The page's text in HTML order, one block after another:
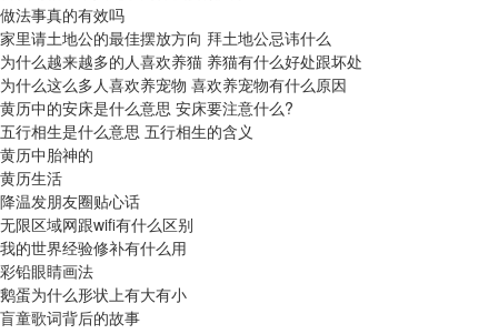
做法事真的有效吗
家里请土地公的最佳摆放方向 拜土地公忌讳什么
为什么越来越多的人喜欢养猫 养猫有什么好处跟坏处
为什么这么多人喜欢养宠物 喜欢养宠物有什么原因
黄历中的安床是什么意思 安床要注意什么?
五行相生是什么意思 五行相生的含义
黄历中胎神的
黄历生活
降温发朋友圈贴心话
无限区域网跟wifi有什么区别
我的世界经验修补有什么用
彩铅眼睛画法
鹅蛋为什么形状上有大有小
盲童歌词背后的故事